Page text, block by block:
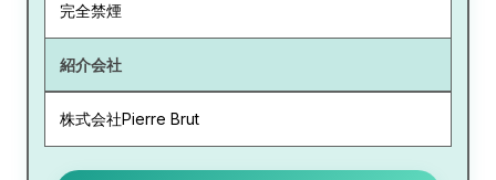
完全禁煙
紹介会社
株式会社Pierre Brut